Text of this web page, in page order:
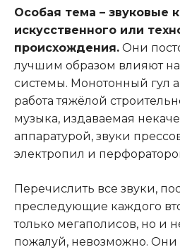
Особая тема – звуковые
искусственного или
происхождения. Они
лучшим образом влияют
системы. Монотонный гул
работа тяжёлой
музыка, издаваемая
аппаратурой, звуки
электропил и
Перечислить все звуки,
преследующие каждого
только мегаполисов, но и
пожалуй, невозможно.